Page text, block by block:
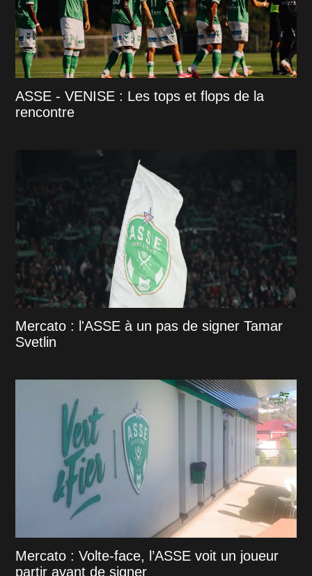
ASSE - VENISE : Les tops et flops de la
rencontre
Mercato : l'ASSE à un pas de signer Tamar
Svetlin
Mercato : Volte-face, l’ASSE voit un joueur
partir avant de signer